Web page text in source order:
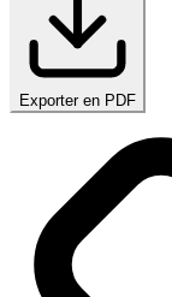
Exporter en PDF